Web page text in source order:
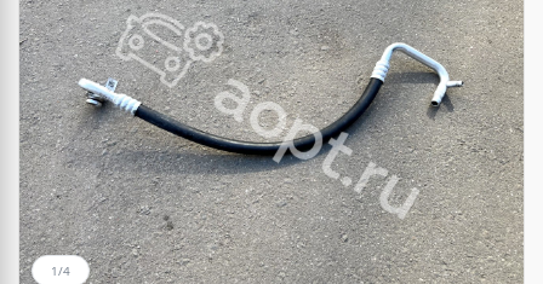
1/4